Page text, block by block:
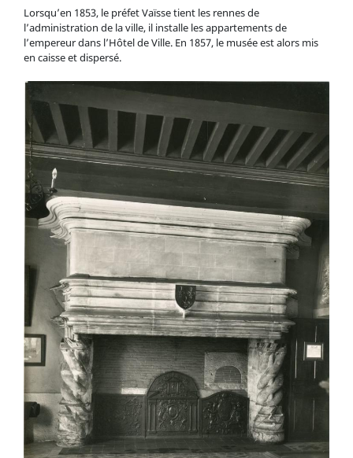
Lorsqu’en 1853, le préfet Vaïsse tient les rennes de
l’administration de la ville, il installe les appartements de
l’empereur dans l’Hôtel de Ville. En 1857, le musée est alors mis
en caisse et dispersé.